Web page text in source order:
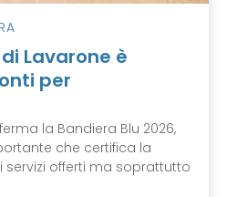
Lavarone è
per
la Bandiera Blu 2026,
che certifica la
servizi offerti ma soprattutto